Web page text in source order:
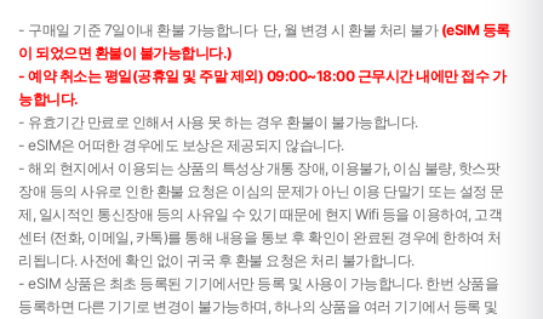
- 구매일 기준 7일이내 환불 가능합니다 단, 월 변경 시 환불 처리 불가(eSIM 등록
이 되었으면 환불이 불가능합니다.)
- 예약 취소는 평일(공휴일 및 주말 제외) 09:00~18:00 근무시간 내에만 접수 가
능합니다.
- 유효기간 만료로 인해서 사용 못 하는 경우 환불이 불가능합니다.
- eSIM은 어떠한 경우에도 보상은 제공되지 않습니다.
- 해외 현지에서 이용되는 상품의 특성상 개통 장애, 이용불가, 이심 불량, 핫스팟
장애 등의 사유로 인한 환불 요청은 이심의 문제가 아닌 이용 단말기 또는 설정 문
제, 일시적인 통신장애 등의 사유일 수 있기 때문에 현지 Wifi 등을 이용하여, 고객
센터 (전화, 이메일, 카톡)를 통해 내용을 통보 후 확인이 완료된 경우에 한하여 처
리됩니다. 사전에 확인 없이 귀국 후 환불 요청은 처리 불가합니다.
- eSIM 상품은 최초 등록된 기기에서만 등록 및 사용이 가능합니다. 한번 상품을
등록하면 다른 기기로 변경이 불가능하며, 하나의 상품을 여러 기기에서 등록 및